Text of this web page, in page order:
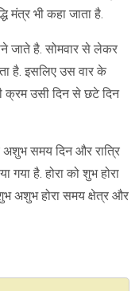
मंत्र भी कहा जाता है.
जाते है. सोमवार से लेकर
है. इसलिए उस वार के
क्रम उसी दिन से छटे दिन
समय दिन और रात्रि
गया है. होरा को शुभ होरा
अशुभ होरा समय क्षेत्र और